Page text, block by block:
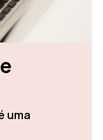
uma